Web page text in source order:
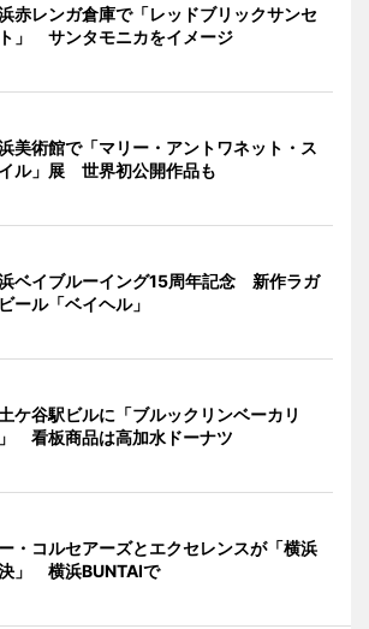
赤レンガ倉庫で「レッドブリックサンセ
」 サンタモニカをイメージ
美術館で「マリー・アントワネット・ス
ル」展 世界初公開作品も
ベイブルーイング15周年記念 新作ラガ
ール「ベイヘル」
ケ谷駅ビルに「ブルックリンベーカリ
看板商品は高加水ドーナツ
・コルセアーズとエクセレンスが「横浜
」 横浜BUNTAIで